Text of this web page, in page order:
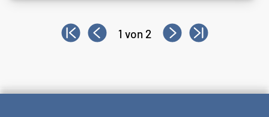
1 von 2